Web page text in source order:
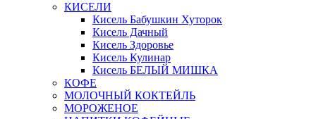
КИСЕЛИ
Кисель Бабушкин Хуторок
Кисель Дачный
Кисель Здоровье
Кисель Кулинар
Кисель БЕЛЫЙ МИШКА
КОФЕ
МОЛОЧНЫЙ КОКТЕЙЛЬ
МОРОЖЕНОЕ